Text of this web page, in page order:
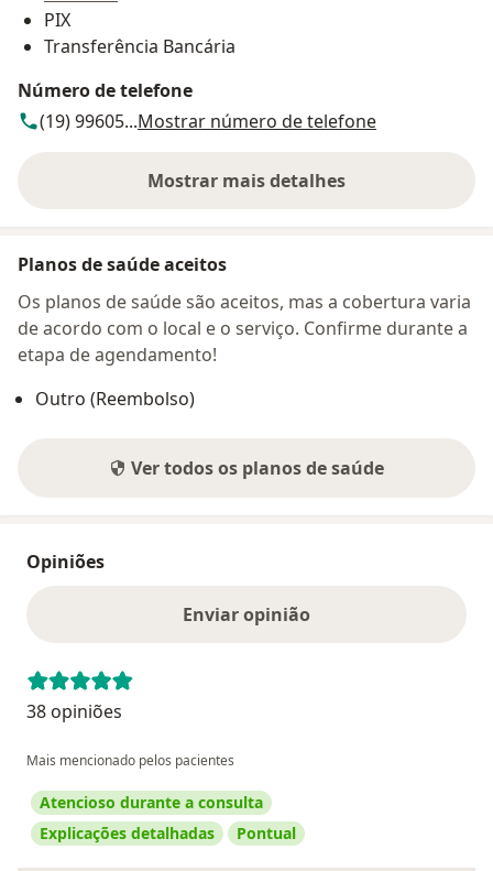
PIX
Transferência Bancária
Número de telefone
(19) 99605...Mostrar número de telefone
Mostrar mais detalhes
sobre o endereço
Planos de saúde aceitos
Os planos de saúde são aceitos, mas a cobertura varia
de acordo com o local e o serviço. Confirme durante a
etapa de agendamento!
Outro (Reembolso)
Ver todos os planos de saúde
Opiniões
Enviar opinião
38 opiniões
Mais mencionado pelos pacientes
Atencioso durante a consulta
Explicações detalhadas
Pontual